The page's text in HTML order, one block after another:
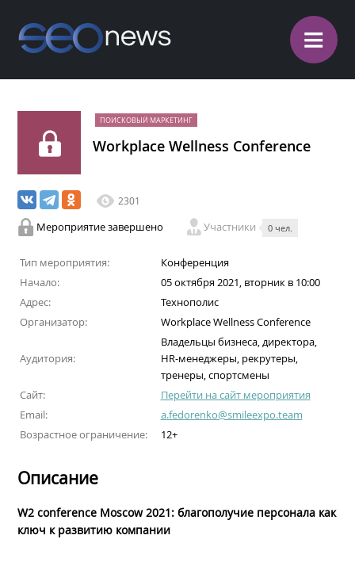
≡
ПОИСКОВЫЙ МАРКЕТИНГ
Workplace Wellness Conference
2301
Мероприятие завершено Участники 0 чел.
Тип мероприятия:
Конференция
Начало:
05 октября 2021, вторник в 10:00
Адрес:
Технополис
Организатор:
Workplace Wellness Conference
Аудитория:
Владельцы бизнеса, директора,
HR-менеджеры, рекрутеры,
тренеры, спортсмены
Сайт:
Перейти на сайт мероприятия
Email:
a.fedorenko@smileexpo.team
Возрастное ограничение:
12+
Описание
W2 conference Moscow 2021: благополучие персонала как
ключ к развитию компании